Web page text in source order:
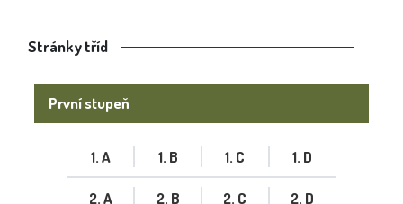
Stránky tříd
První stupeň
1. A 1. B 1. C 1. D
2. A 2. B 2. C 2. D